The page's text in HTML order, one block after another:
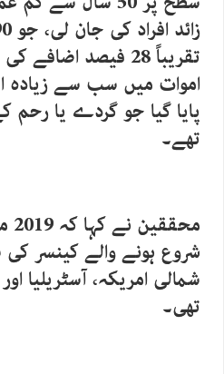
تقریباً 28 فیصد
اموات میں سب سے زیادہ
پایا گیا جو گردے یا
تھے۔
شروع ہونے والے کینسر
شمالی امریکہ، آسٹریلیا
تھی۔